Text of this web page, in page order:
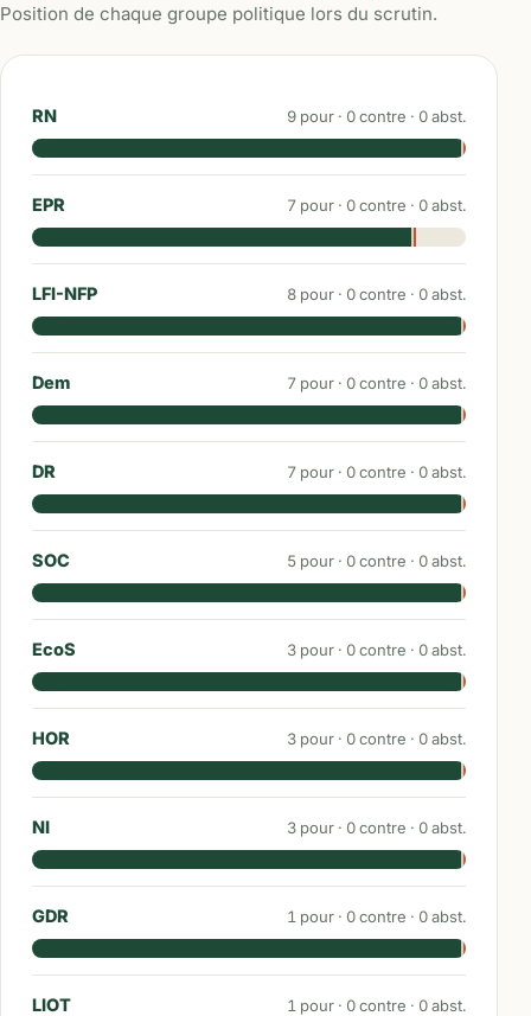
Position de chaque groupe politique lors du scrutin.
RN 9 pour · 0contre · 0abst.
EPR 7 pour · 0contre · 0abst.
LFI-NFP 8 pour · 0contre · 0abst.
Dem 7 pour · 0contre · 0abst.
DR 7 pour · 0contre · 0abst.
SOC 5 pour · 0contre · 0abst.
EcoS 3 pour · 0contre · 0abst.
HOR 3 pour · 0contre · 0abst.
NI 3 pour · 0contre · 0abst.
GDR 1 pour · 0contre · 0abst.
LIOT 1 pour · 0contre · 0abst.